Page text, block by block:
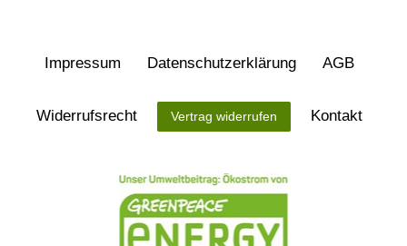
Impressum Daten­schutz­erklärung AGB
Widerrufs­recht Vertrag widerrufen Kontakt